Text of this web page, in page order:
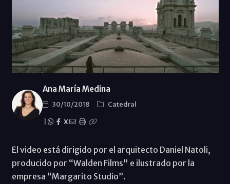
Ana María Medina
30/10/2018
Catedral
X
El video está dirigido por el arquitecto Daniel Natoli,
producido por “Walden Films" e ilustrado por la
empresa “Margarito Studio”.